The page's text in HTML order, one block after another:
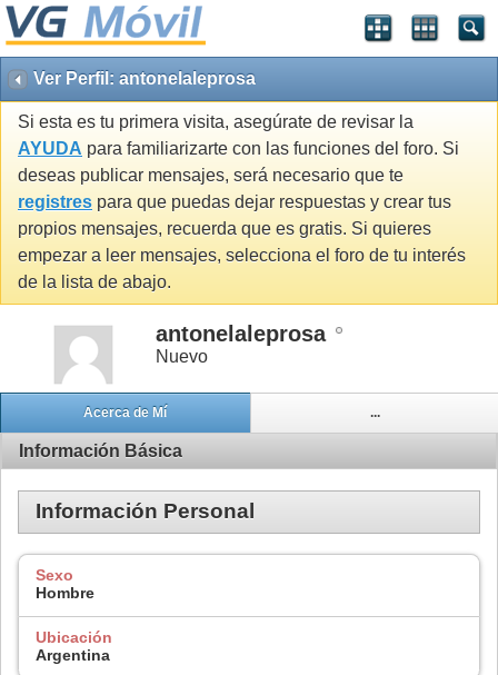
Ver Perfil: antonelaleprosa
Si esta es tu primera visita, asegúrate de revisar la
AYUDA para familiarizarte con las funciones del foro. Si
deseas publicar mensajes, será necesario que te
registres para que puedas dejar respuestas y crear tus
propios mensajes, recuerda que es gratis. Si quieres
empezar a leer mensajes, selecciona el foro de tu interés
de la lista de abajo.
antonelaleprosa
Nuevo
Acerca de Mí ...
Información Básica
Información Personal
Sexo
Hombre
Ubicación
Argentina